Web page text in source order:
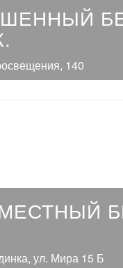
140
ул. Мира 15 Б